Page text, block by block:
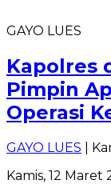
GAYO LUES
Kapolres
Pimpin
Operasi
GAYO LUES |
Kamis, 12 Maret